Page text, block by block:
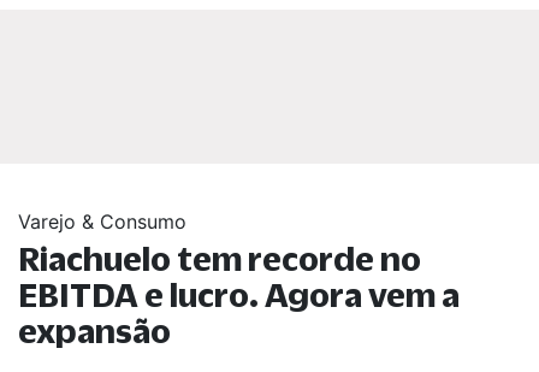
Varejo & Consumo
Riachuelo tem recorde no
EBITDA e lucro. Agora vem a
expansão